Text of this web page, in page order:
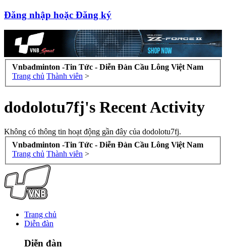
Đăng nhập hoặc Đăng ký
Vnbadminton -Tin Tức - Diễn Đàn Cầu Lông Việt Nam
Trang chủ Thành viên >
dodolotu7fj's Recent Activity
Không có thông tin hoạt động gần đây của dodolotu7fj.
Vnbadminton -Tin Tức - Diễn Đàn Cầu Lông Việt Nam
Trang chủ Thành viên >
Trang chủ
Diễn đàn
Diễn đàn